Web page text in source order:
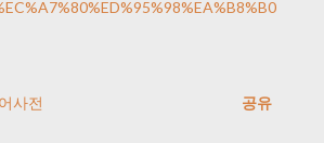
사전 공유